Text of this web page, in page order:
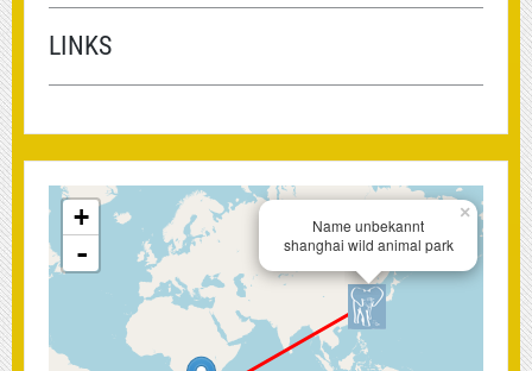
LINKS
×
Name unbekannt
shanghai wild animal park
+
-